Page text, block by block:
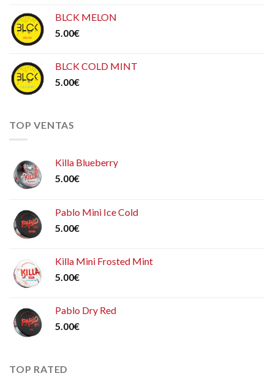
BLCK MELON
5.00€
BLCK COLD MINT
5.00€
TOP VENTAS
Killa Blueberry
5.00€
Pablo Mini Ice Cold
5.00€
Killa Mini Frosted Mint
5.00€
Pablo Dry Red
5.00€
TOP RATED